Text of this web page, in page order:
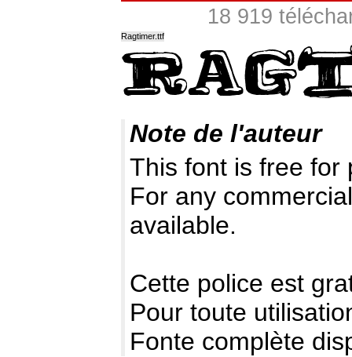
18 919
Ragtimer.ttf
Note de l'auteur
This font is free for
For any
available.
Cette police est
Pour toute
Fonte complète